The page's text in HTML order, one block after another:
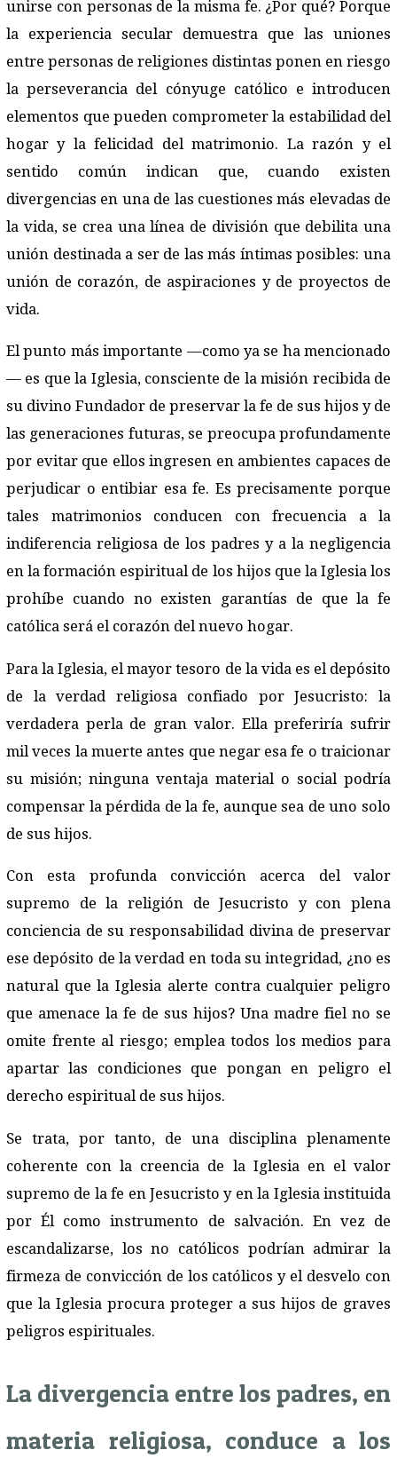
unirse con personas de la misma fe. ¿Por qué? Porque
la experiencia secular demuestra que las uniones
entre personas de religiones distintas ponen en riesgo
la perseverancia del cónyuge católico e introducen
elementos que pueden comprometer la estabilidad del
hogar y la felicidad del matrimonio. La razón y el
sentido común indican que, cuando existen
divergencias en una de las cuestiones más elevadas de
la vida, se crea una línea de división que debilita una
unión destinada a ser de las más íntimas posibles: una
unión de corazón, de aspiraciones y de proyectos de
vida.
El punto más importante —como ya se ha mencionado
— es que la Iglesia, consciente de la misión recibida de
su divino Fundador de preservar la fe de sus hijos y de
las generaciones futuras, se preocupa profundamente
por evitar que ellos ingresen en ambientes capaces de
perjudicar o entibiar esa fe. Es precisamente porque
tales matrimonios conducen con frecuencia a la
indiferencia religiosa de los padres y a la negligencia
en la formación espiritual de los hijos que la Iglesia los
prohíbe cuando no existen garantías de que la fe
católica será el corazón del nuevo hogar.
Para la Iglesia, el mayor tesoro de la vida es el depósito
de la verdad religiosa confiado por Jesucristo: la
verdadera perla de gran valor. Ella preferiría sufrir
mil veces la muerte antes que negar esa fe o traicionar
su misión; ninguna ventaja material o social podría
compensar la pérdida de la fe, aunque sea de uno solo
de sus hijos.
Con esta profunda convicción acerca del valor
supremo de la religión de Jesucristo y con plena
conciencia de su responsabilidad divina de preservar
ese depósito de la verdad en toda su integridad, ¿no es
natural que la Iglesia alerte contra cualquier peligro
que amenace la fe de sus hijos? Una madre fiel no se
omite frente al riesgo; emplea todos los medios para
apartar las condiciones que pongan en peligro el
derecho espiritual de sus hijos.
Se trata, por tanto, de una disciplina plenamente
coherente con la creencia de la Iglesia en el valor
supremo de la fe en Jesucristo y en la Iglesia instituida
por Él como instrumento de salvación. En vez de
escandalizarse, los no católicos podrían admirar la
firmeza de convicción de los católicos y el desvelo con
que la Iglesia procura proteger a sus hijos de graves
peligros espirituales.
La divergencia entre los padres, en
materia religiosa, conduce a los